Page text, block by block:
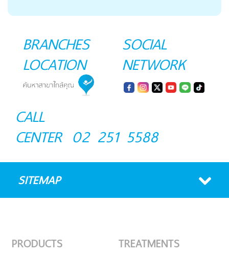
BRANCHES
LOCATION
SOCIAL
NETWORK
CALL
CENTER 02 251 5588
SITEMAP
PRODUCTS TREATMENTS